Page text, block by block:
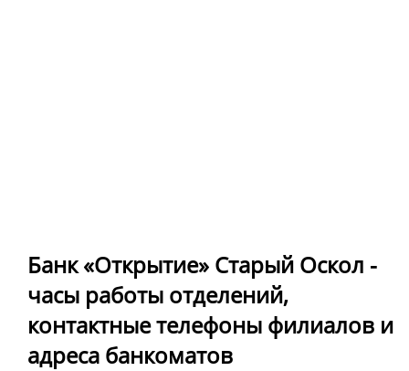
Банк «Открытие» Старый Оскол -
часы работы отделений,
контактные телефоны филиалов и
адреса банкоматов